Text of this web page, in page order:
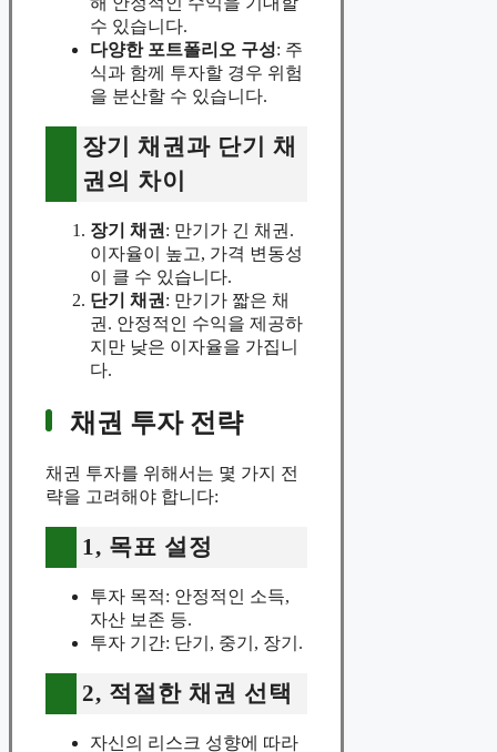
수 있습니다.
다양한 포트폴리오 구성: 주
식과 함께 투자할 경우 위험
을 분산할 수 있습니다.
장기 채권과 단기 채
권의 차이
장기 채권 : 만기가 긴 채권.
이자율이 높고, 가격 변동성
이 클 수 있습니다.
단기 채권 : 만기가 짧은 채
권. 안정적인 수익을 제공하
지만 낮은 이자율을 가집니
다.
채권 투자 전략
채권 투자를 위해서는 몇 가지 전
략을 고려해야 합니다:
1, 목표 설정
투자 목적: 안정적인 소득,
자산 보존 등.
투자 기간: 단기, 중기, 장기.
2, 적절한 채권 선택
자신의 리스크 성향에 따라